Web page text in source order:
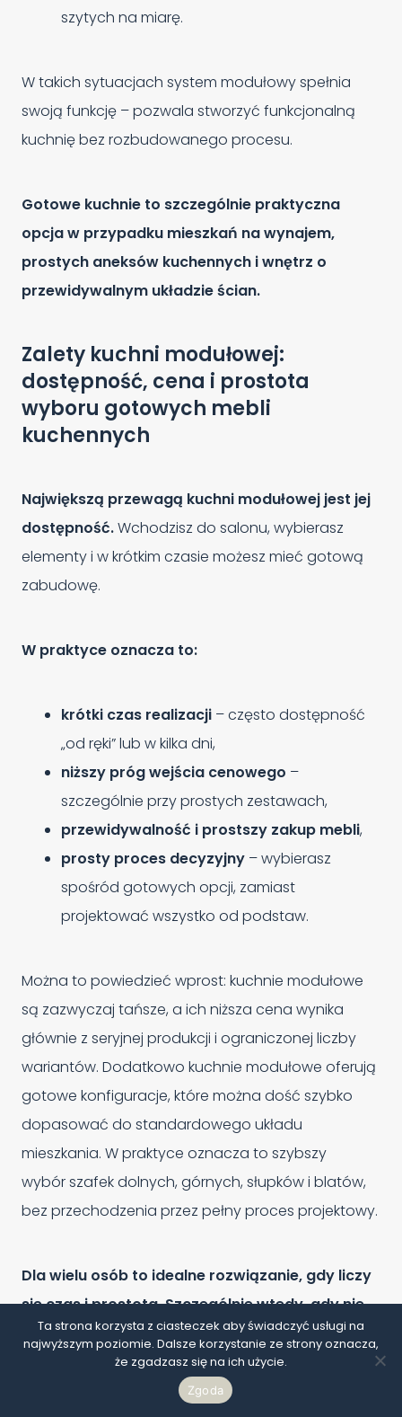
szytych na miarę.
W takich sytuacjach system modułowy spełnia
swoją funkcję – pozwala stworzyć funkcjonalną
kuchnię bez rozbudowanego procesu.
Gotowe kuchnie to szczególnie praktyczna
opcja w przypadku mieszkań na wynajem,
prostych aneksów kuchennych i wnętrz o
przewidywalnym układzie ścian.
Zalety kuchni modułowej:
dostępność, cena i prostota
wyboru gotowych mebli
kuchennych
Największą przewagą kuchni modułowej jest jej
dostępność.Wchodzisz do salonu, wybierasz
elementy i w krótkim czasie możesz mieć gotową
zabudowę.
W praktyce oznacza to:
krótki czas realizacji – często dostępność
„od ręki” lub w kilka dni,
niższy próg wejścia cenowego –
szczególnie przy prostych zestawach,
przewidywalność i prostszy zakup mebli,
prosty proces decyzyjny – wybierasz
spośród gotowych opcji, zamiast
projektować wszystko od podstaw.
Można to powiedzieć wprost: kuchnie modułowe
są zazwyczaj tańsze, a ich niższa cena wynika
głównie z seryjnej produkcji i ograniczonej liczby
wariantów. Dodatkowo kuchnie modułowe oferują
gotowe konfiguracje, które można dość szybko
dopasować do standardowego układu
mieszkania. W praktyce oznacza to szybszy
wybór szafek dolnych, górnych, słupków i blatów,
bez przechodzenia przez pełny proces projektowy.
Dla wielu osób to idealne rozwiązanie, gdy liczy
się czas i prostota. Szczególnie wtedy, gdy nie
planujesz bardzo rozbudowanego wyposażenia
kuchni i zależy Ci na sprawnym domknięciu
Ta strona korzysta z ciasteczek aby świadczyć usługi na
najwyższym poziomie. Dalsze korzystanie ze strony oznacza,
że zgadzasz się na ich użycie.
Zgoda